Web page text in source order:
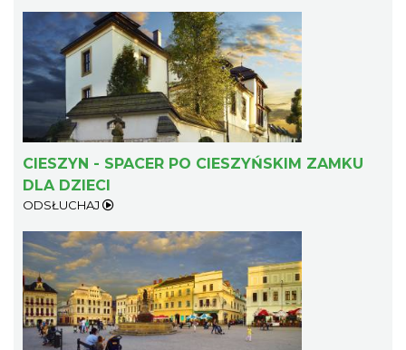
kultur
Cieszyn
0.21 km
muzyce
Cieszyn
0.21 km
CIESZYN - SPACER PO CIESZYŃSKIM ZAMKU
DLA DZIECI
ODSŁUCHAJ